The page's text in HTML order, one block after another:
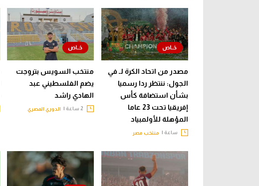
مصدر من اتحاد الكرة لـ في
الجول: ننتظر ردا رسميا
بشأن استضافة كأس
إفريقيا تحت 23 عاما
المؤهلة للأولمبياد
ساعة | منتخب مصر
منتخب السويس بتروجت
يضم الفلسطيني عبد
الهادي راشد
الدوري المصري